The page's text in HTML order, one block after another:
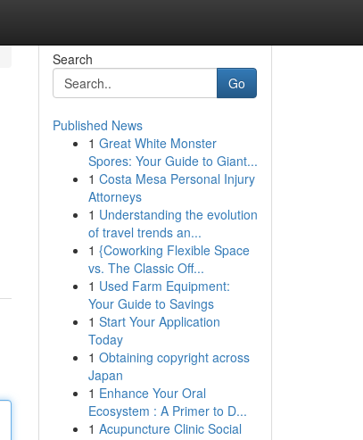
Search
Go
Published News
1 Great White Monster
Spores: Your Guide to Giant...
1 Costa Mesa Personal Injury
Attorneys
1 Understanding the evolution
of travel trends an...
1 {Coworking Flexible Space
vs. The Classic Off...
1 Used Farm Equipment:
Your Guide to Savings
1 Start Your Application
Today
1 Obtaining copyright across
Japan
1 Enhance Your Oral
Ecosystem : A Primer to D...
1 Acupuncture Clinic Social